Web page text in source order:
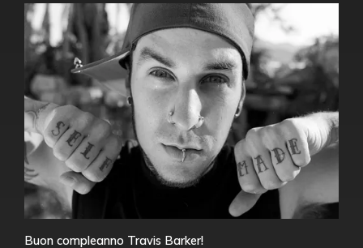
Buon compleanno Travis Barker!